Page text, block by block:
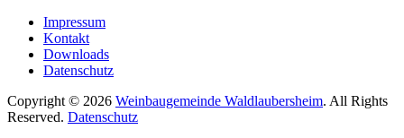
Impressum
Kontakt
Downloads
Datenschutz
Copyright © 2026 Weinbaugemeinde Waldlaubersheim. All Rights
Reserved. Datenschutz